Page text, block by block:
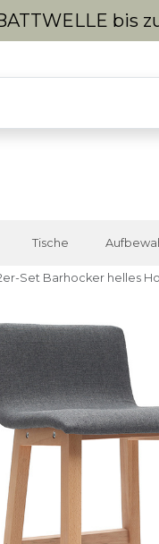
bis
Tische
Set Barhocker helles